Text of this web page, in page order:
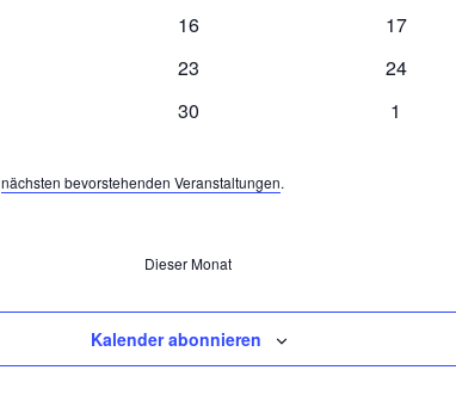
0
16
0
17
0
23
0
24
0
30
0
1
nächsten bevorstehenden Veranstaltungen.
Dieser Monat
Kalender abonnieren